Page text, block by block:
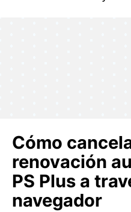
Cómo
renovación
PS Plus a
navegador